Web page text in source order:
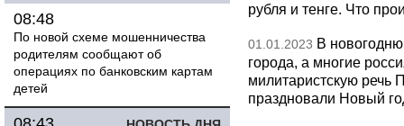
08:48
По новой схеме мошенничества
родителям сообщают об
операциях по банковским картам
детей
рубля и тенге. Что
01.01.2023 В
города, а многие
милитаристскую речь
праздновали Новый